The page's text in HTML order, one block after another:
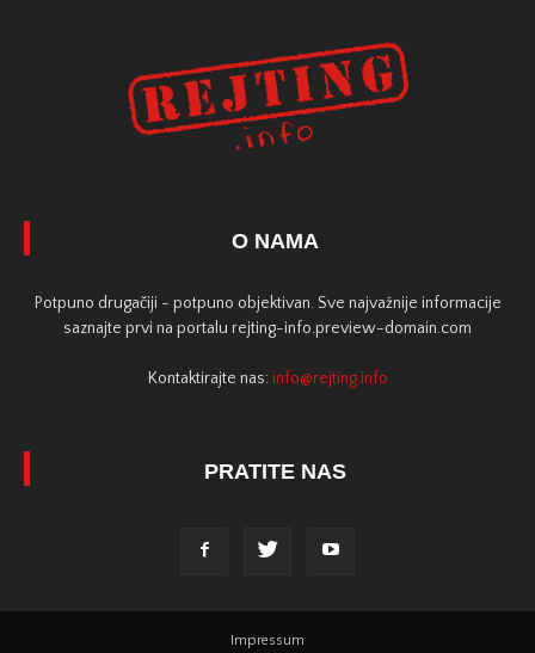
O NAMA
Potpuno drugačiji - potpuno objektivan. Sve najvažnije informacije
saznajte prvi na portalu rejting-info.preview-domain.com
Kontaktirajte nas: info@rejting.info
PRATITE NAS
Impressum